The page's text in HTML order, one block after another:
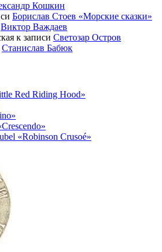
Кошкин
Борислав Стоев «Морские сказки»
Виктор Важдаев
к записи Светозар Остров
Станислав Бабюк
Red Riding Hood»
«Robinson Crusoé»